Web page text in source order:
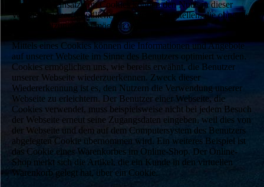
Durch den Einsatz von Cookies können den Nutzern dieser
Webseite nutzerfreundlichere Services bereitstellen, die ohne die
Cookie-Setzung nicht möglich wären.
Mittels eines Cookies können die Informationen und Angebote
auf unserer Webseite im Sinne des Benutzers optimiert werden.
Cookies ermöglichen uns, wie bereits erwähnt, die Benutzer
unserer Webseite wiederzuerkennen. Zweck dieser
Wiedererkennung ist es, den Nutzern die Verwendung unserer
Webseite zu erleichtern. Der Benutzer einer Webseite, die
Cookies verwendet, muss beispielsweise nicht bei jedem Besuch
der Webseite erneut seine Zugangsdaten eingeben, weil dies von
der Webseite und dem auf dem Computersystem des Benutzers
abgelegten Cookie übernommen wird. Ein weiteres Beispiel ist
das Cookie eines Warenkorbes im Online-Shop. Der Online-
Shop merkt sich die Artikel, die ein Kunde in den virtuellen
Warenkorb gelegt hat, über ein Cookie.